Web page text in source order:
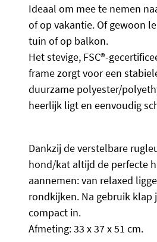
Ideaal om mee te nemen
of op vakantie. Of gewoon
tuin of op balkon.
Het stevige, FSC®-
frame zorgt voor een
duurzame polyester/
heerlijk ligt en eenvoudig
Dankzij de verstelbare
hond/kat altijd de perfecte
aannemen: van relaxed
rondkijken. Na gebruik klap
compact in.
Afmeting: 33 x 37 x 51 cm.